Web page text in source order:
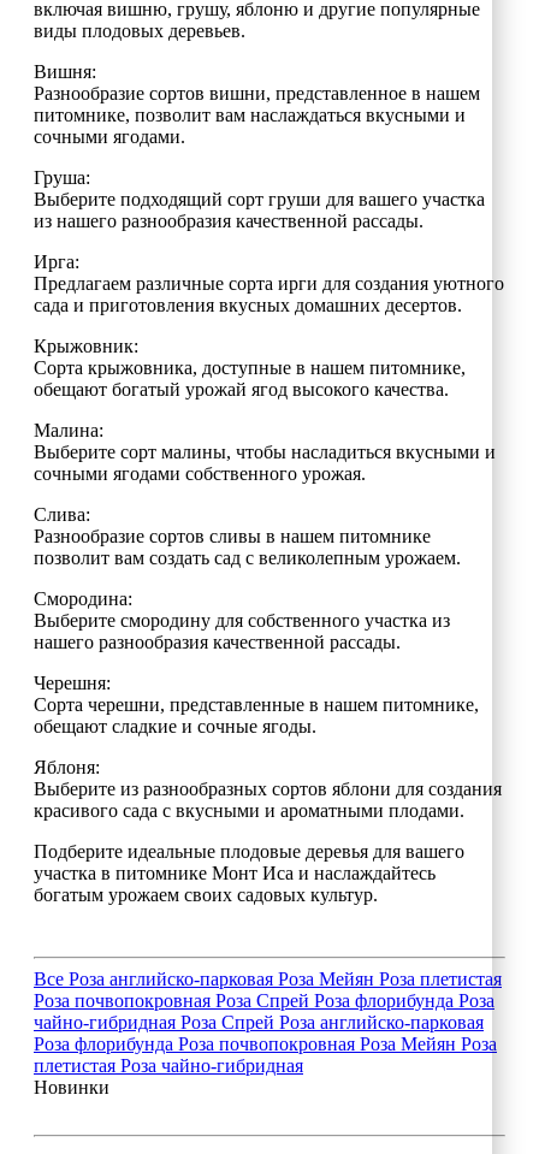
включая вишню, грушу, яблоню и другие популярные
виды плодовых деревьев.
Вишня:
Разнообразие сортов вишни, представленное в нашем
питомнике, позволит вам наслаждаться вкусными и
сочными ягодами.
Груша:
Выберите подходящий сорт груши для вашего участка
из нашего разнообразия качественной рассады.
Ирга:
Предлагаем различные сорта ирги для создания уютного
сада и приготовления вкусных домашних десертов.
Крыжовник:
Сорта крыжовника, доступные в нашем питомнике,
обещают богатый урожай ягод высокого качества.
Малина:
Выберите сорт малины, чтобы насладиться вкусными и
сочными ягодами собственного урожая.
Слива:
Разнообразие сортов сливы в нашем питомнике
позволит вам создать сад с великолепным урожаем.
Смородина:
Выберите смородину для собственного участка из
нашего разнообразия качественной рассады.
Черешня:
Сорта черешни, представленные в нашем питомнике,
обещают сладкие и сочные ягоды.
Яблоня:
Выберите из разнообразных сортов яблони для создания
красивого сада с вкусными и ароматными плодами.
Подберите идеальные плодовые деревья для вашего
участка в питомнике Монт Иса и наслаждайтесь
богатым урожаем своих садовых культур.
Все Роза английско-парковая Роза Мейян Роза плетистая
Роза почвопокровная Роза Спрей Роза флорибунда Роза
чайно-гибридная Роза Спрей Роза английско-парковая
Роза флорибунда Роза почвопокровная Роза Мейян Роза
плетистая Роза чайно-гибридная
Новинки